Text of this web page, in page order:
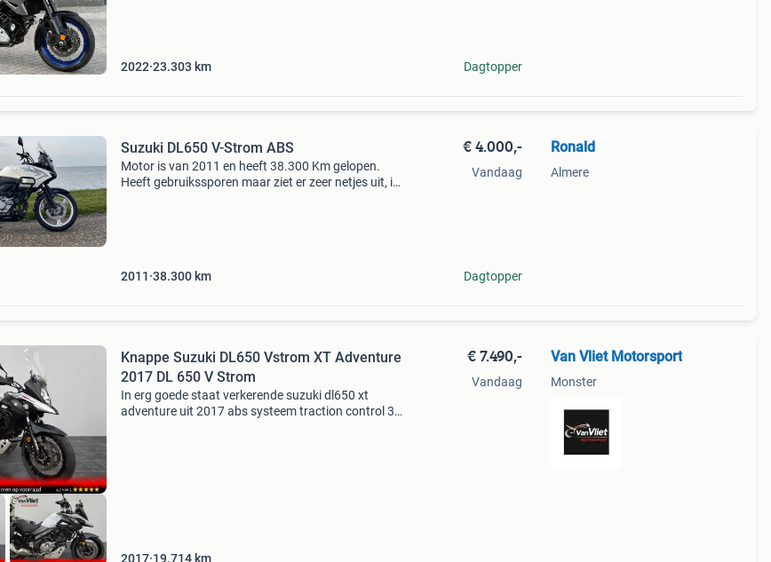
2022 23.303 km Dagtopper
Suzuki DL650 V-Strom ABS
Motor is van 2011 en heeft 38.300 Km gelopen.
Heeft gebruikssporen maar ziet er zeer netjes uit, is
2011 38.300 km
€ 4.000,-
Vandaag
Dagtopper
Ronald
Almere
Knappe Suzuki DL650 Vstrom XT Adventure
2017 DL 650 V Strom
In erg goede staat verkerende suzuki dl650 xt
adventure uit 2017 abs systeem traction control 3
2017 19.714 km
€ 7.490,-
Vandaag
Van Vliet Motorsport
Monster